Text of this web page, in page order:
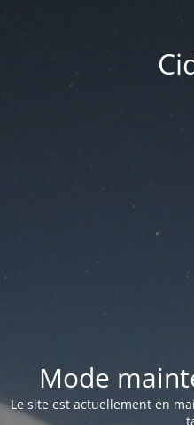
Mode
Le site est actuellement en